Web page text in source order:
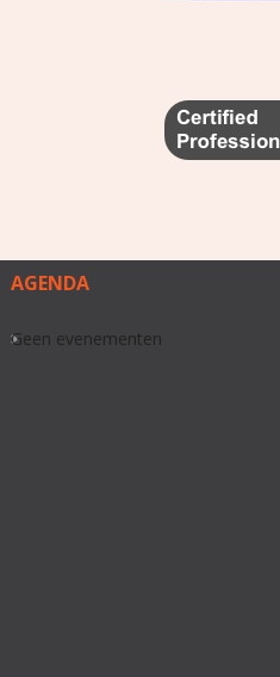
AGENDA
Geen evenementen